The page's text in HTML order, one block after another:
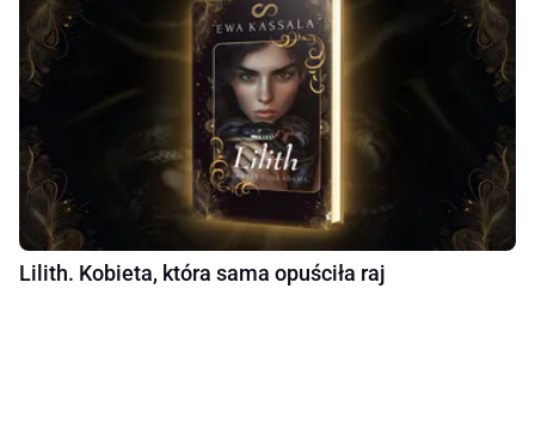
Lilith. Kobieta, która sama opuściła raj